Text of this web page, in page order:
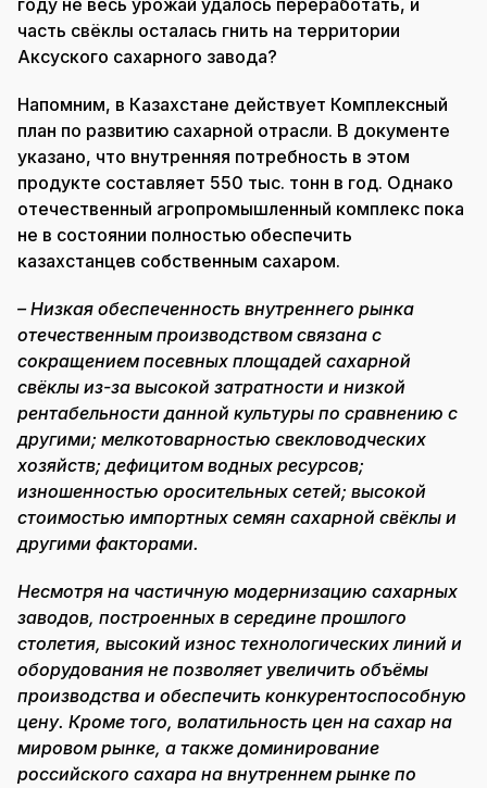
году не весь урожай удалось переработать, и
часть свёклы осталась гнить на территории
Аксуского сахарного завода?
Напомним, в Казахстане действует Комплексный
план по развитию сахарной отрасли. В документе
указано, что внутренняя потребность в этом
продукте составляет 550 тыс. тонн в год. Однако
отечественный агропромышленный комплекс пока
не в состоянии полностью обеспечить
казахстанцев собственным сахаром.
– Низкая обеспеченность внутреннего рынка
отечественным производством связана с
сокращением посевных площадей сахарной
свёклы из-за высокой затратности и низкой
рентабельности данной культуры по сравнению с
другими; мелкотоварностью свекловодческих
хозяйств; дефицитом водных ресурсов;
изношенностью оросительных сетей; высокой
стоимостью импортных семян сахарной свёклы и
другими факторами.
Несмотря на частичную модернизацию сахарных
заводов, построенных в середине прошлого
столетия, высокий износ технологических линий и
оборудования не позволяет увеличить объёмы
производства и обеспечить конкурентоспособную
цену. Кроме того, волатильность цен на сахар на
мировом рынке, а также доминирование
российского сахара на внутреннем рынке по